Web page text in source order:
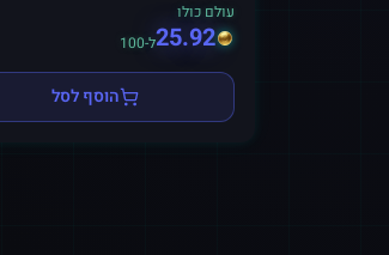
עולם כולו
25.92ל-100
הוסף לסל